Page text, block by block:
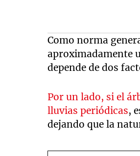
Como norma
aproximadamente
depende de dos
Por un lado, si el
lluvias periódicas,
dejando que la